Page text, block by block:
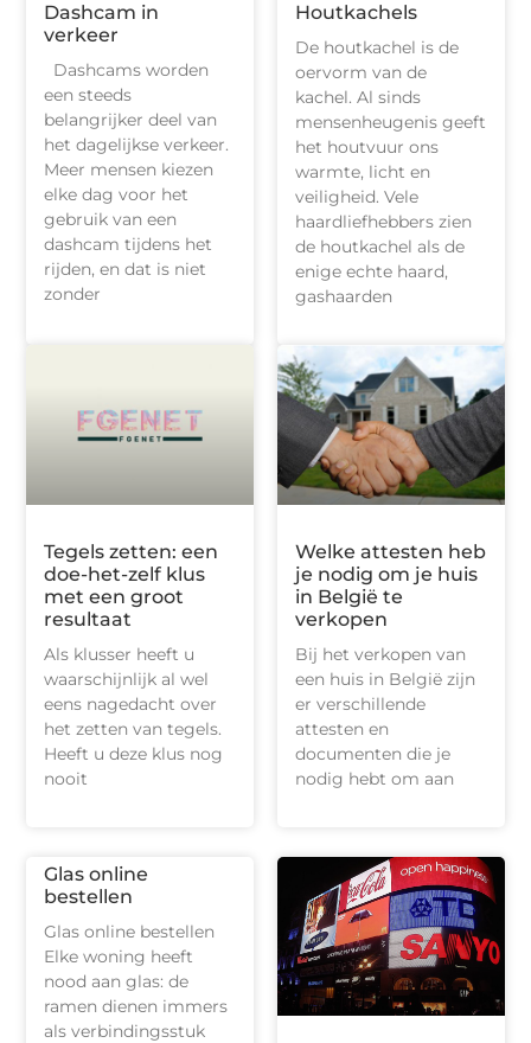
Dashcam in
verkeer
Dashcams worden
een steeds
belangrijker deel van
het dagelijkse verkeer.
Meer mensen kiezen
elke dag voor het
gebruik van een
dashcam tijdens het
rijden, en dat is niet
zonder
Houtkachels
De houtkachel is de
oervorm van de
kachel. Al sinds
mensenheugenis geeft
het houtvuur ons
warmte, licht en
veiligheid. Vele
haardliefhebbers zien
de houtkachel als de
enige echte haard,
gashaarden
Tegels zetten: een
doe-het-zelf klus
met een groot
resultaat
Als klusser heeft u
waarschijnlijk al wel
eens nagedacht over
het zetten van tegels.
Heeft u deze klus nog
nooit
Welke attesten heb
je nodig om je huis
in België te
verkopen
Bij het verkopen van
een huis in België zijn
er verschillende
attesten en
documenten die je
nodig hebt om aan
Glas online
bestellen
Glas online bestellen
Elke woning heeft
nood aan glas: de
ramen dienen immers
als verbindingsstuk